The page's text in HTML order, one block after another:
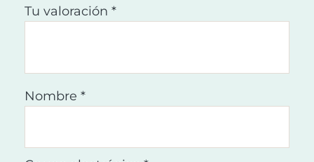
Tu valoración *
Nombre *